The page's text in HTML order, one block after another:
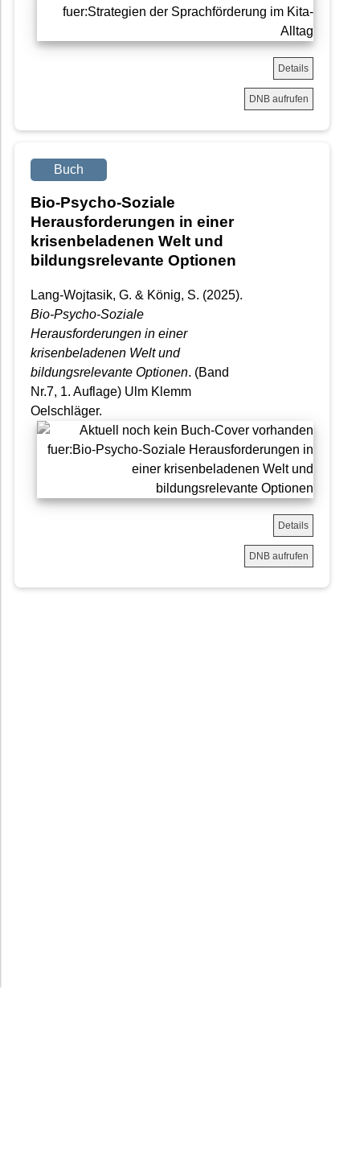
Details
DNB aufrufen
Buch
Bio-Psycho-Soziale
Herausforderungen in einer
krisenbeladenen Welt und
bildungsrelevante Optionen
Lang-Wojtasik, G. & König, S. (2025).
Bio-Psycho-Soziale
Herausforderungen in einer
krisenbeladenen Welt und
bildungsrelevante Optionen. (Band
Nr.7, 1. Auflage) Ulm Klemm
Oelschläger.
Details
DNB aufrufen